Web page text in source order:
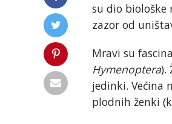
su dio
zazor od
Mravi su
Hymenoptera).
jedinki. Većina
plodnih ženki